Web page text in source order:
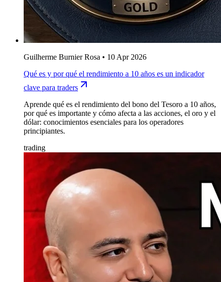
Guilherme Burnier Rosa • 10 Apr 2026
Qué es y por qué el rendimiento a 10 años es un indicador
clave para traders
Aprende qué es el rendimiento del bono del Tesoro a 10 años,
por qué es importante y cómo afecta a las acciones, el oro y el
dólar: conocimientos esenciales para los operadores
principiantes.
trading